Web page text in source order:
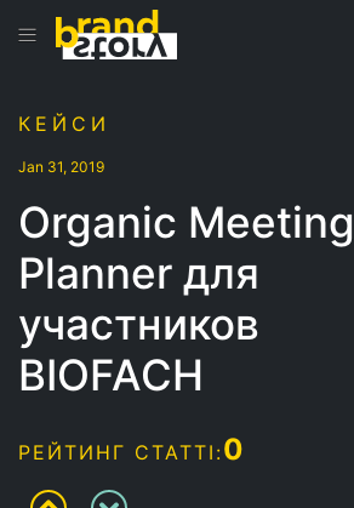
КЕЙСИ
Jan 31, 2019
Organic Meeting
Planner для
участников
BIOFACH
РЕЙТИНГ СТАТТІ:0